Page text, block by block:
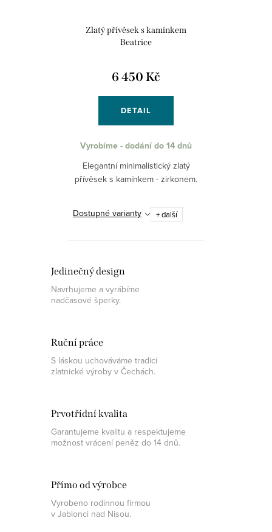
Zlatý přívěsek s kamínkem
Beatrice
6 450 Kč
DETAIL
Vyrobíme - dodání do 14 dnů
Elegantní minimalistický zlatý
přívěsek s kamínkem - zirkonem.
Dostupné varianty + další
Jedinečný design
Navrhujeme a vyrábíme
nadčasové šperky.
Ruční práce
S láskou uchováváme tradici
zlatnické výroby v Čechách.
Prvotřídní kvalita
Garantujeme kvalitu a respektujeme
možnost vrácení peněz do 14 dnů.
Přímo od výrobce
Vyrobeno rodinnou firmou
v Jablonci nad Nisou.